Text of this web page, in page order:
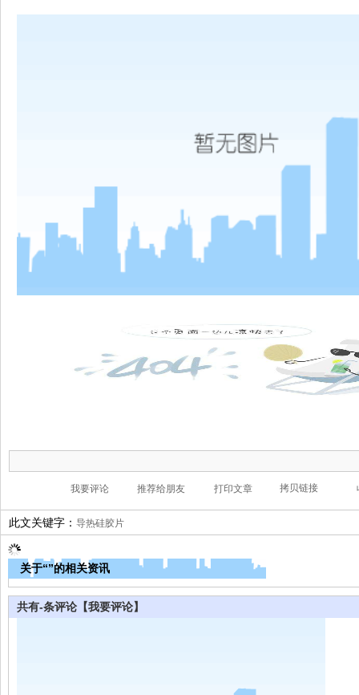
此文关键字： 导热硅胶片
关于“”的相关资讯
共有-条评论 【我要评论】